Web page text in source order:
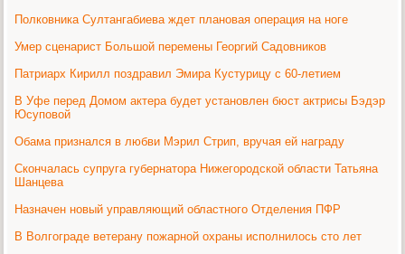
Полковника Султангабиева ждет плановая операция на ноге
Умер сценарист Большой перемены Георгий Садовников
Патриарх Кирилл поздравил Эмира Кустурицу с 60-летием
В Уфе перед Домом актера будет установлен бюст актрисы Бэдэр
Юсуповой
Обама признался в любви Мэрил Стрип, вручая ей награду
Скончалась супруга губернатора Нижегородской области Татьяна
Шанцева
Назначен новый управляющий областного Отделения ПФР
В Волгограде ветерану пожарной охраны исполнилось сто лет